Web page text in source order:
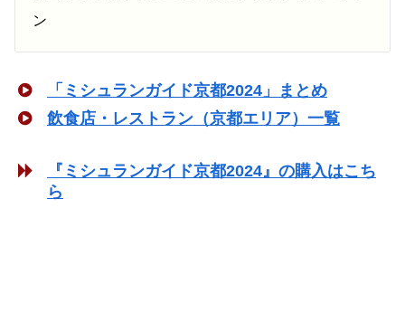
ン
「ミシュランガイド京都2024」まとめ
飲食店・レストラン（京都エリア）一覧
『ミシュランガイド京都2024』の購入はこち
ら